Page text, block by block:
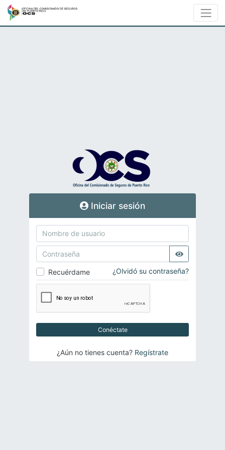
Iniciar sesión
Recuérdame ¿Olvidó su contraseña?
Conéctate
¿Aún no tienes cuenta? Regístrate